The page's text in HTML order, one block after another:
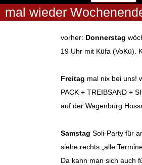
mal wieder
vorher: Donnerstag
19 Uhr mit Küfa (VoKü).
Freitag mal nix bei uns!
PACK + TREIBSAND +
auf der Wagenburg
Samstag Soli-Party für
siehe rechts „alle
Da kann man sich auch